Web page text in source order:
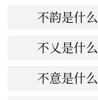
不韵是什
不乂是什
不意是什